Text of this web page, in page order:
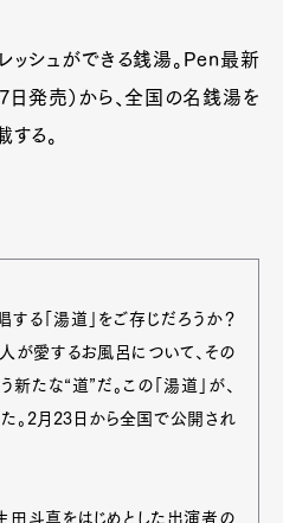
ッシュができる銭湯。Pen最新
日発売）から、全国の名銭湯を
る。
る「湯道」をご存じだろうか？
が愛するお風呂について、その
たな“道”だ。この「湯道」が、
。2月23日から全国で公開され
田斗真をはじめとした出演者の